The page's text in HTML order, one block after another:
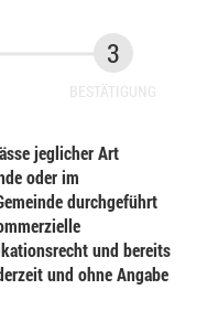
BESTÄTIGUNG
jeglicher Art
oder im
durchgeführt
und bereits
und ohne Angabe